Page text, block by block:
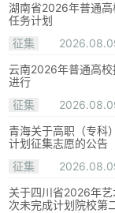
湖南省2026年普通
任务计划
征集
云南2026年普通高
进行
征集
青海关于高职（专
计划征集志愿的公告
征集
关于四川省2026年
次未完成计划院校第